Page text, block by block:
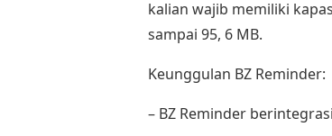
kalian wajib memiliki
sampai 95, 6 MB.
Keunggulan BZ Reminder:
– BZ Reminder